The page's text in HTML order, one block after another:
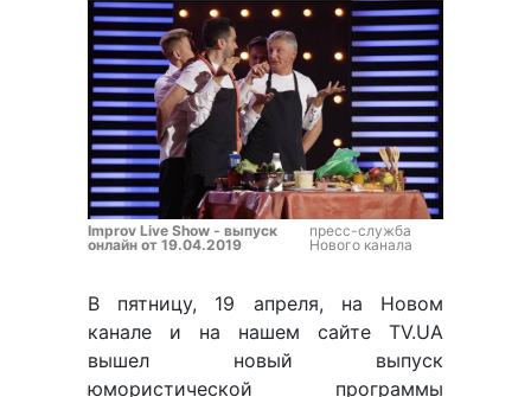
Improv Live Show - выпуск
онлайн от 19.04.2019
пресс-служба
Нового канала
В пятницу, 19 апреля, на Новом
канале и на нашем сайте TV.UA
вышел новый выпуск
юмористической программы